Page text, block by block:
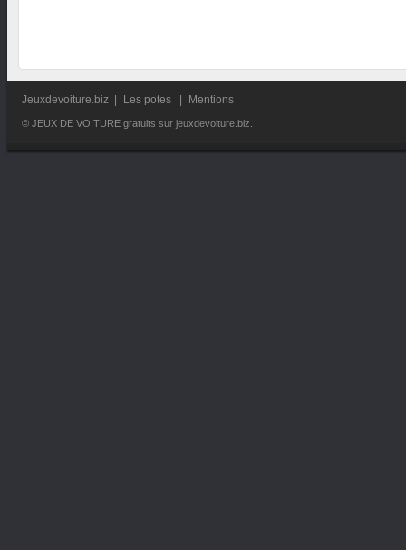
Jeuxdevoiture.biz Les potes Mentions
© JEUX DE VOITURE gratuits sur jeuxdevoiture.biz.